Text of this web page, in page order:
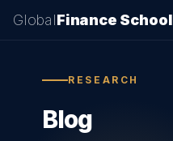
GlobalFinance School
RESEARCH
Blog